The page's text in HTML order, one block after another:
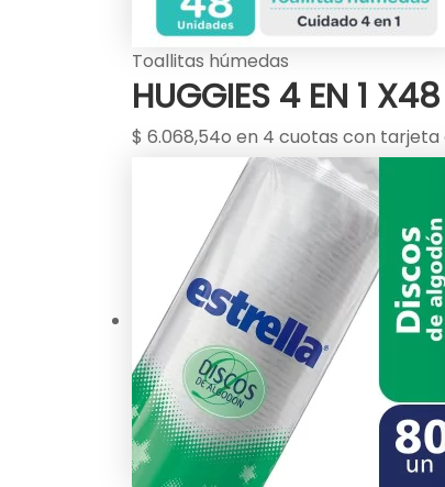
Toallitas húmedas
HUGGIES 4 EN 1
$ 6.068,54o en 4 cuotas con tarjeta